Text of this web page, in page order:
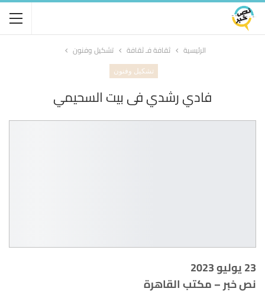
الرئيسية ثقافة فـ ثقافة تشكيل وفنون
تشكيل وفنون
فادي رشدي فى بيت السحيمي
23 يوليو 2023
نص خبر – مكتب القاهرة